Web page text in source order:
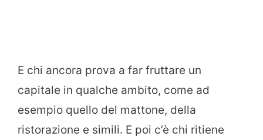
E chi ancora prova a far fruttare un
capitale in qualche ambito, come ad
esempio quello del mattone, della
ristorazione e simili. E poi c’è chi ritiene